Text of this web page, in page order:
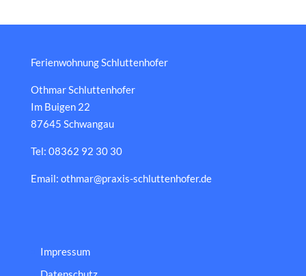
Ferienwohnung Schluttenhofer
Othmar Schluttenhofer
Im Buigen 22
87645 Schwangau
Tel: 08362 92 30 30
Email: othmar@praxis-schluttenhofer.de
Impressum